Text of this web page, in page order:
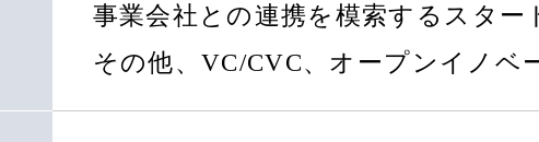
事業会社との連携を模索するスター
その他、VC/CVC、オープンイノベ